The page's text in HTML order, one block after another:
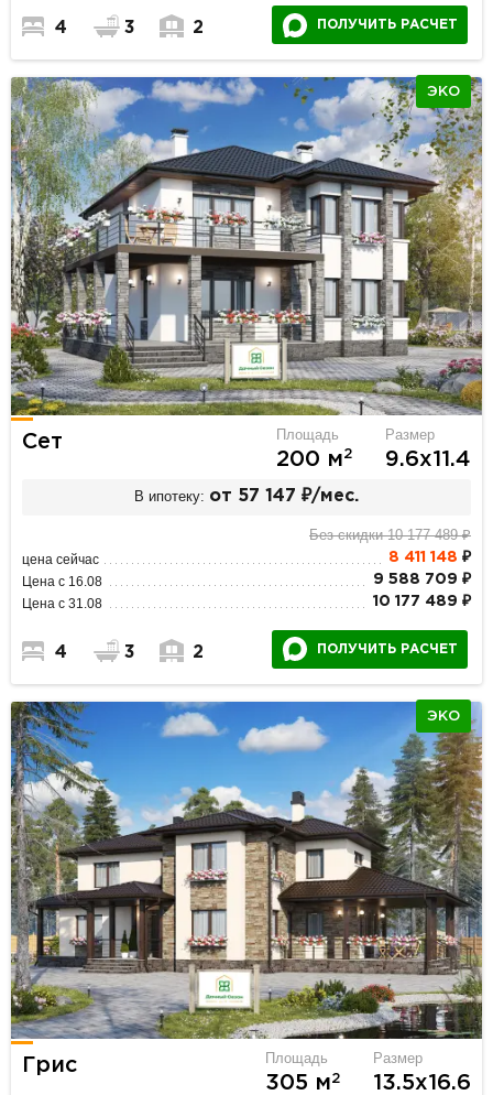
4 3 2 ПОЛУЧИТЬ РАСЧЕТ
ЭКО
Сет Площадь
200 м2
Размер
9.6х11.4
В ипотеку: от 57 147 ₽/мес.
Без скидки 10 177 489 ₽
цена сейчас 8 411 148 ₽
Цена с 16.08 9 588 709 ₽
Цена с 31.08 10 177 489 ₽
4 3 2 ПОЛУЧИТЬ РАСЧЕТ
ЭКО
Грис Площадь
305 м2
Размер
13.5х16.6